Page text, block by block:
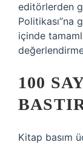
editörlerden
Politikası”na
içinde
100
Kitap basım